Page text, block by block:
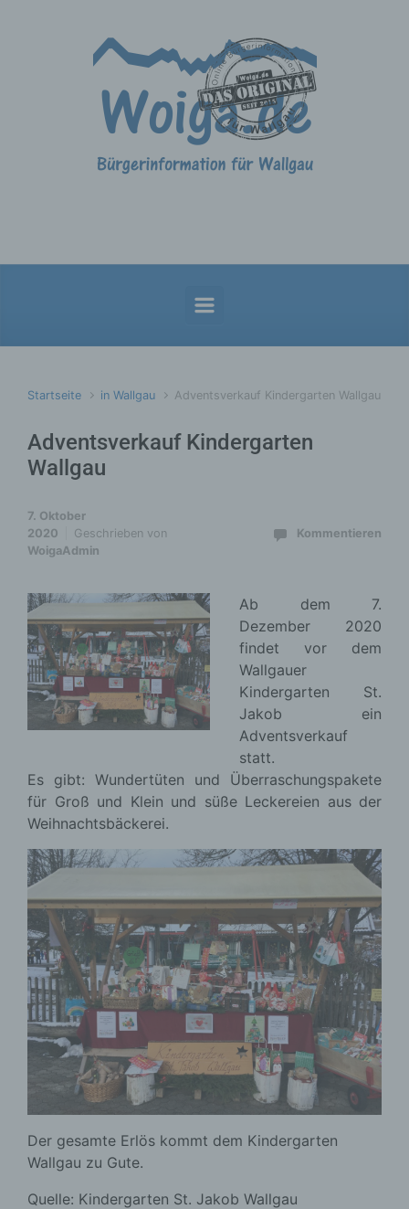
Startseite in Wallgau Adventsverkauf Kindergarten Wallgau
Adventsverkauf Kindergarten
Wallgau
7. Oktober
2020
Geschrieben von
WoigaAdmin
Kommentieren
Ab dem 7.
Dezember 2020
findet vor dem
Wallgauer
Kindergarten St.
Jakob ein
Adventsverkauf
statt.
Es gibt: Wundertüten und Überraschungspakete
für Groß und Klein und süße Leckereien aus der
Weihnachtsbäckerei.
Der gesamte Erlös kommt dem Kindergarten
Wallgau zu Gute.
Quelle: Kindergarten St. Jakob Wallgau